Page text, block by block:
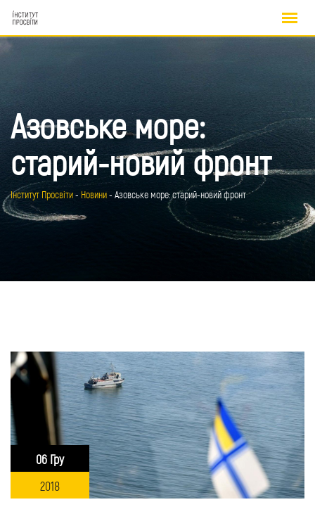
Skip
content
Азовське море:
старий-новий фронт
Інститут Просвіти- Новини- Азовське море: старий-новий фронт
06 Гру
2018